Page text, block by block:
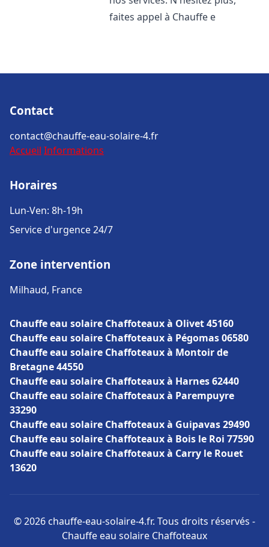
faites appel à Chauffe e
Contact
contact@chauffe-eau-solaire-4.fr
Accueil Informations
Horaires
Lun-Ven: 8h-19h
Service d'urgence 24/7
Zone intervention
Milhaud, France
Chauffe eau solaire Chaffoteaux à Olivet 45160
Chauffe eau solaire Chaffoteaux à Pégomas 06580
Chauffe eau solaire Chaffoteaux à Montoir de
Bretagne 44550
Chauffe eau solaire Chaffoteaux à Harnes 62440
Chauffe eau solaire Chaffoteaux à Parempuyre
33290
Chauffe eau solaire Chaffoteaux à Guipavas 29490
Chauffe eau solaire Chaffoteaux à Bois le Roi 77590
Chauffe eau solaire Chaffoteaux à Carry le Rouet
13620
© 2026 chauffe-eau-solaire-4.fr. Tous droits réservés -
Chauffe eau solaire Chaffoteaux